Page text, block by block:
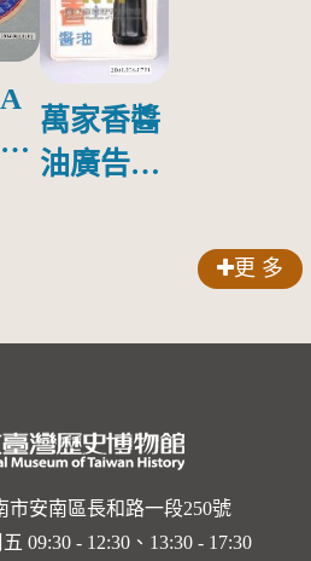
萬家香醬
油廣告塑
更 多
市安南區長和路一段250號
09:30 - 12:30、13:30 - 17:30